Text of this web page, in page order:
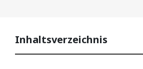
Inhaltsverzeichnis